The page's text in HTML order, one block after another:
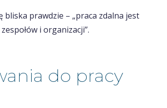
prawdzie – „praca zdalna jest
i organizacji”.
do pracy